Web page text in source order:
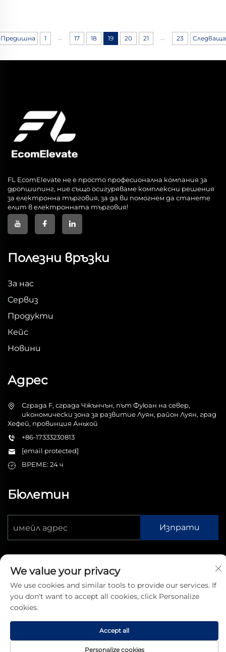
Предишна 1 ... 17 18 19 20 21 ... 23 Следваща
FL EcomElevate не е просто професионална компания за
дропшипинг, ние също осигуряваме комплексни решения
за електронна търговия, за да ви помогнем да станете
елит в електронната търговия!
Полезни връзки
За нас
Сервиз
Продукти
Кейс
Новини
Адрес
Сграда F, сграда Чжънчън, път Фуюан на север,
икономически зона за развитие Луян, район Луян, град
Хефей, провинция Аньхой
+86-17333230813
[email protected]
ВРЕМЕ: 24 ч
Бюлетин
Изпрати
Всички права запазени © 2026 Hefei Tianxuanjiapin
Technology Co., Ltd. -
We value your privacy
We use cookies and similar tools to provide our services. If
you don't want to accept all cookies, click Personalize
cookies.
Personalize cookies
Accept all